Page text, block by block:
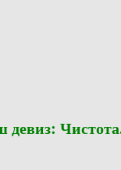
девиз: